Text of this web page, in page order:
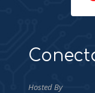
Hosted By